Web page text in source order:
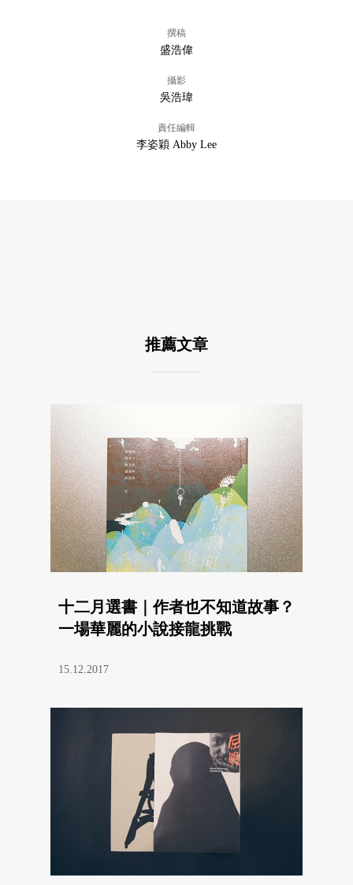
撰稿
盛浩偉
攝影
吳浩瑋
責任編輯
李姿穎 Abby Lee
推薦文章
十二月選書｜作者也不知道故事？
一場華麗的小說接龍挑戰
15.12.2017